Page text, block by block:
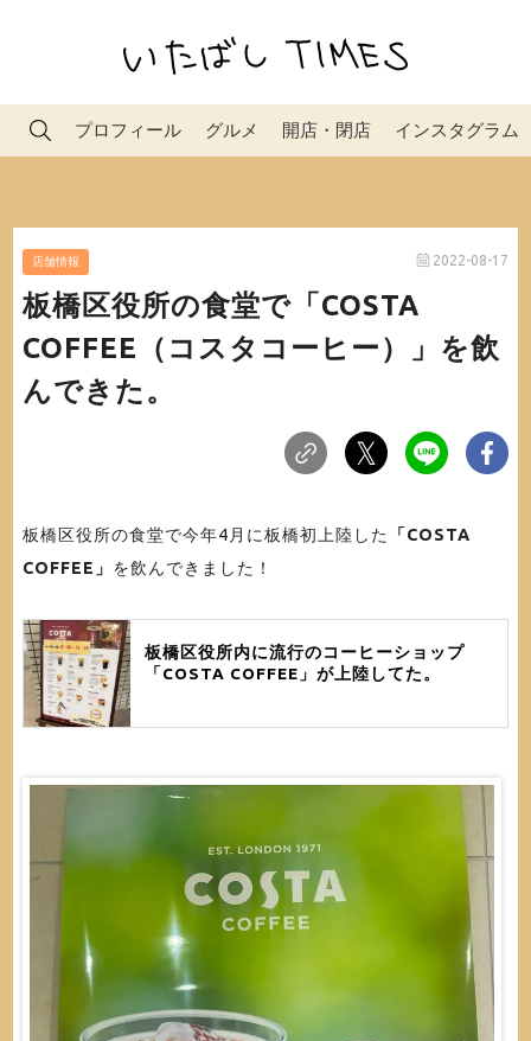
プロフィール グルメ 開店・閉店 インスタグラム
店舗情報 2022-08-17
板橋区役所の食堂で「COSTA
COFFEE（コスタコーヒー）」を飲
んできた。
板橋区役所の食堂で今年4月に板橋初上陸した
「COSTA
COFFEE」 を飲んできました！
板橋区役所内に流行のコーヒーショップ
「COSTA COFFEE」が上陸してた。